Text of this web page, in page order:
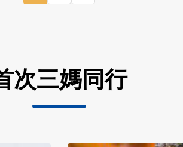
次三媽同行